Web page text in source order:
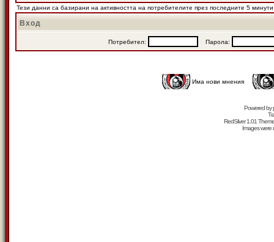
Тези данни са базирани на активността на потребителите през последните 5 минути
Вход
Потребител: Парола:
Има нови мнения
Powered by
RedSilver 1.01
Images were